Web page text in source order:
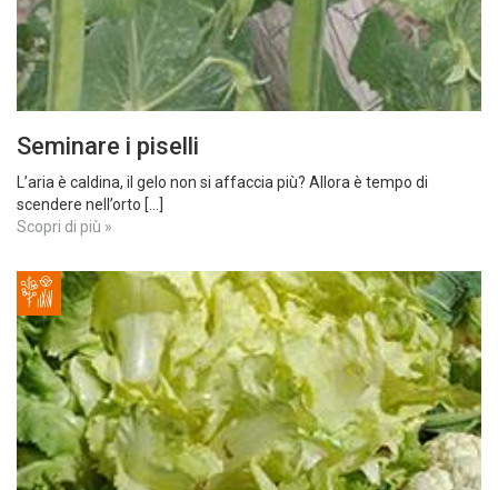
Seminare i piselli
L’aria è caldina, il gelo non si affaccia più? Allora è tempo di
scendere nell’orto [...]
Scopri di più »